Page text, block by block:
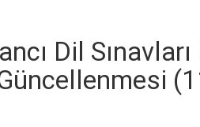
Dil
Güncellenmesi